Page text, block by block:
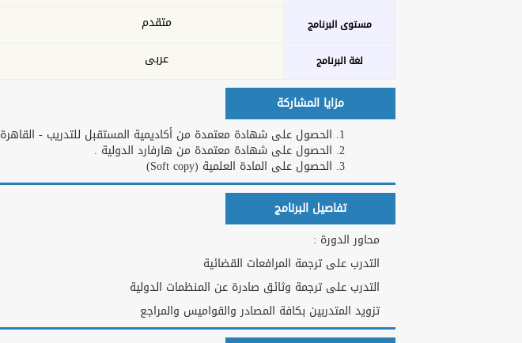
مستوى البرنامج
متقدم
لغة البرنامج عربى
مزايا المشاركة
الحصول على شهادة معتمدة من أكاديمية المستقبل للتدريب - القاهرة
الحصول على شهادة معتمدة من هارفارد الدولية .
الحصول على المادة العلمية (Soft copy)
تفاصيل البرنامج
محاور الدورة :
التدرب على ترجمة المرافعات القضائية
التدرب على ترجمة وثائق صادرة عن المنظمات الدولية
تزويد المتدربين بكافة المصادر والقواميس والمراجع